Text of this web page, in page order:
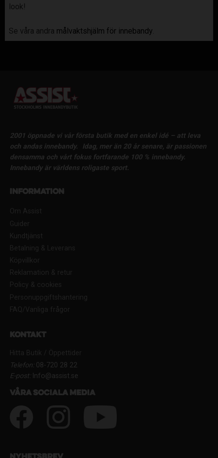
look!
Se våra andra målvaktshjälm för innebandy.
2001 öppnade vi vår första butik med en enkel idé – att leva
och andas innebandy.
Idag, mer än 20 år senare, är passionen
densamma och vårt fokus fortfarande 100 % innebandy.
Innebandy är världens roligaste sport.
Information
Om Assist
Guider
Kundtjänst
Betalning & Leverans
Köpvillkor
Reklamation & retur
Policy & cookies
Personuppgiftshantering
FAQ/Vanliga frågor
Kontakt
Hitta Butik / Öppettider
Telefon:08-720 28 22
E-post:Info@assist.se
Våra sociala media